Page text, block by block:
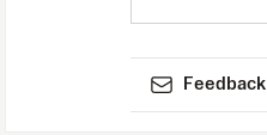
Feedback